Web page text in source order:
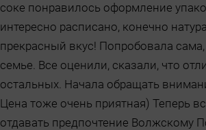
соке понравилось оформление
интересно расписано, конечно
прекрасный вкус! Попробовала
семье. Все оценили, сказали, что
остальных. Начала обращать
Цена тоже очень приятная) Теперь
отдавать предпочтение Волжскому